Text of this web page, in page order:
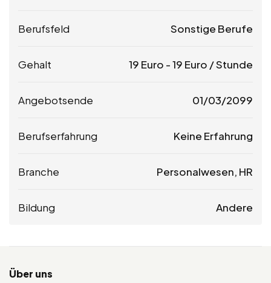
Berufsfeld Sonstige Berufe
Gehalt 19 Euro -19 Euro / Stunde
Angebotsende 01/03/2099
Berufserfahrung Keine Erfahrung
Branche Personalwesen, HR
Bildung Andere
Über uns